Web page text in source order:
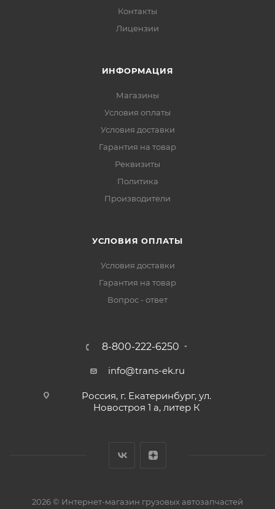
Контакты
Лицензии
ИНФОРМАЦИЯ
Магазины
Условия оплаты
Условия доставки
Гарантия на товар
Реквизиты
Политика
Производители
УСЛОВИЯ ОПЛАТЫ
Условия доставки
Гарантия на товар
Вопрос - ответ
8-800-222-6250
info@trans-ek.ru
Россия, г. Екатеринбург, ул.
Новостроя 1 а, литер К
2026 © Интернет-магазин грузовых автозапчастей